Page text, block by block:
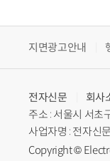
지면광고안내
전자신문
회사
주소 : 서울시 서
사업자명 : 전자신
Copyright ©